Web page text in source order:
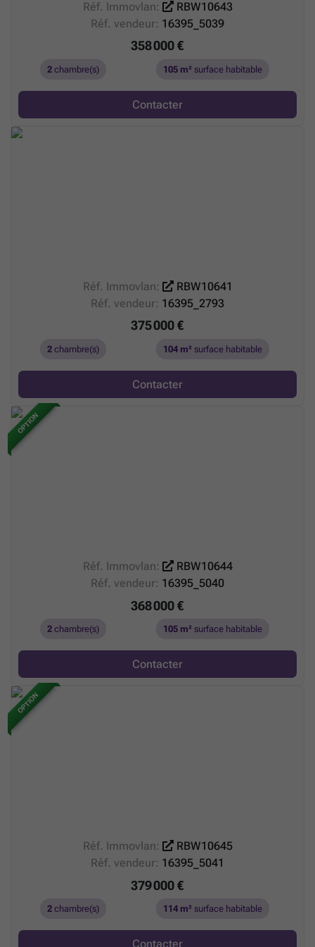
! Nous serons ravis de vous accueillir sur place
pour une visite sans engagement et vous fournir toutes les
informations sur ce projet résidentiel unique.
Tel
Réf. Immovlan:
RBW10643
Réf. vendeur: 16395_5039
358 000 €
2 chambre(s) 105 m² surface habitable
Contacter
Réf. Immovlan:
RBW10641
Réf. vendeur: 16395_2793
375 000 €
2 chambre(s) 104 m² surface habitable
Contacter
OPTION
Réf. Immovlan:
RBW10644
Réf. vendeur: 16395_5040
368 000 €
2 chambre(s) 105 m² surface habitable
Contacter
OPTION
Réf. Immovlan:
RBW10645
Réf. vendeur: 16395_5041
379 000 €
2 chambre(s) 114 m² surface habitable
Contacter